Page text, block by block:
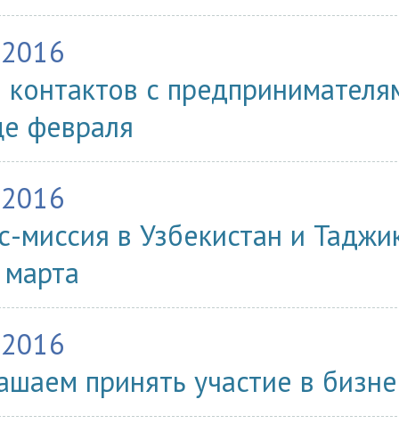
с
февраля
миссия в Узбекистан и
принять участие в